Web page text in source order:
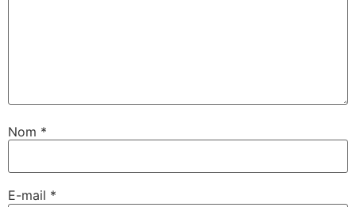
Nom *
E-mail *